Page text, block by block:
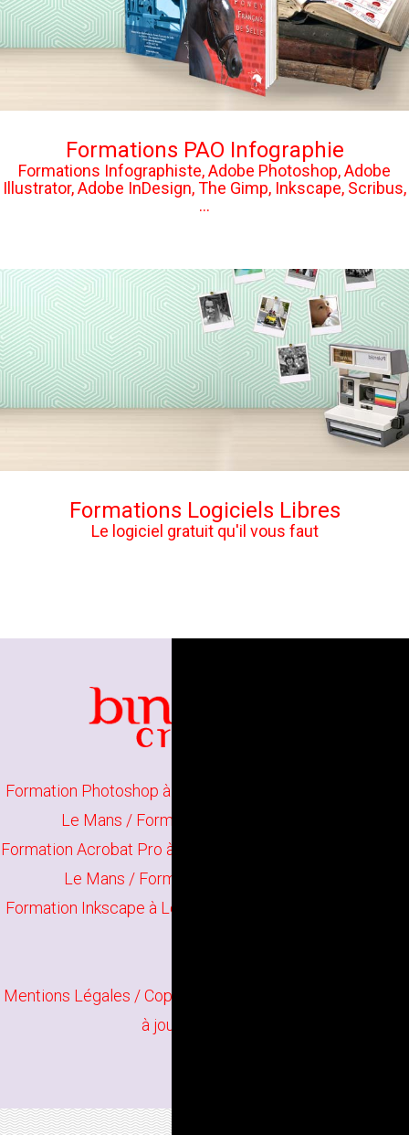
Formations PAO Infographie
Formations Infographiste, Adobe Photoshop, Adobe
Illustrator, Adobe InDesign, The Gimp, Inkscape, Scribus,
...
Formations Logiciels Libres
Le logiciel gratuit qu'il vous faut
Formation Photoshop à Le Mans
Le Mans / Formation Indesign à Le Mans
Formation Acrobat Pro à Le Mans
Le Mans / Formation Scribus à Le Mans
Formation Inkscape à Le Mans
Mentions Légales / Copyright
à jour en juin 2026